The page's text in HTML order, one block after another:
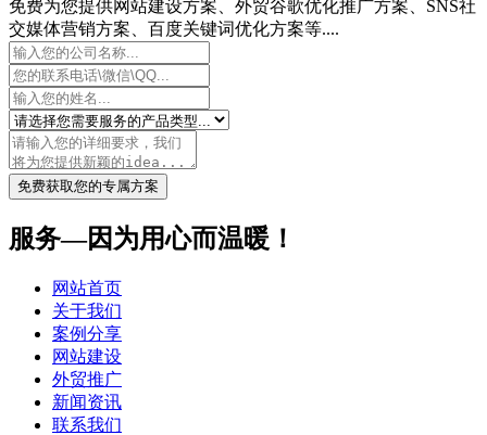
免费为您提供网站建设方案、外贸谷歌优化推广方案、SNS社
交媒体营销方案、百度关键词优化方案等....
免费获取您的专属方案
服务—因为用心而温暖！
网站首页
关于我们
案例分享
网站建设
外贸推广
新闻资讯
联系我们